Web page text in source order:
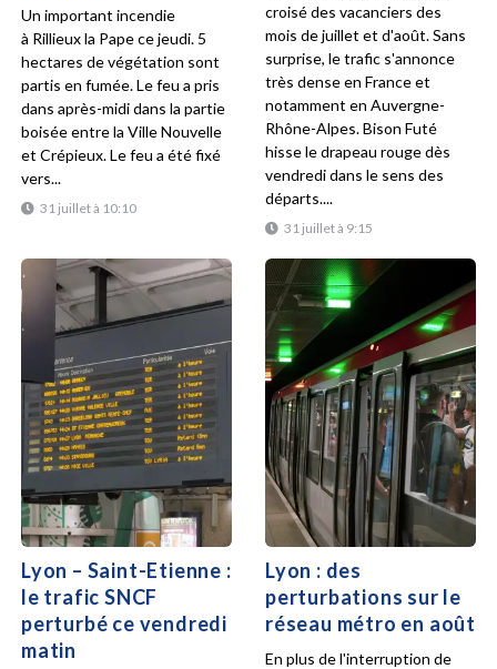
31 juillet à 10:10
Un important incendie
à Rillieux la Pape ce jeudi. 5
hectares de végétation sont
partis en fumée. Le feu a pris
dans après-midi dans la partie
boisée entre la Ville Nouvelle
et Crépieux. Le feu a été fixé
vers...
31 juillet à 9:15
croisé des vacanciers des
mois de juillet et d'août. Sans
surprise, le trafic s'annonce
très dense en France et
notamment en Auvergne-
Rhône-Alpes. Bison Futé
hisse le drapeau rouge dès
vendredi dans le sens des
départs....
Lyon – Saint-Etienne :
le trafic SNCF
perturbé ce vendredi
matin
Lyon : des
perturbations sur le
réseau métro en août
En plus de l'interruption de